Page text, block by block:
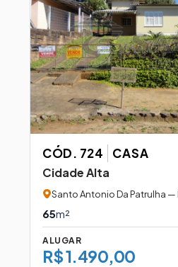
CÓD. 724 CASA
Cidade Alta
Santo Antonio Da Patrulha —
65m²
ALUGAR
R$ 1.490,00